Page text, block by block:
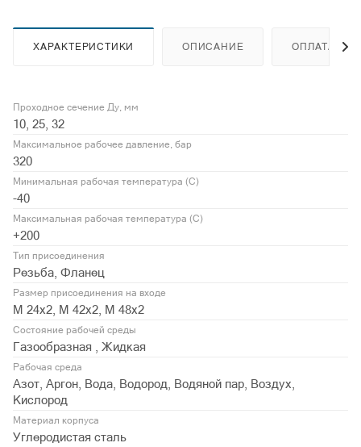
ХАРАКТЕРИСТИКИ ОПИСАНИЕ ОПЛАТА
Проходное сечение Ду, мм
10, 25, 32
Максимальное рабочее давление, бар
320
Минимальная рабочая температура (С)
-40
Максимальная рабочая температура (С)
+200
Тип присоединения
Резьба, Фланец
Размер присоединения на входе
М 24х2, М 42х2, М 48х2
Состояние рабочей среды
Газообразная , Жидкая
Рабочая среда
Азот, Аргон, Вода, Водород, Водяной пар, Воздух,
Кислород
Материал корпуса
Углеродистая сталь